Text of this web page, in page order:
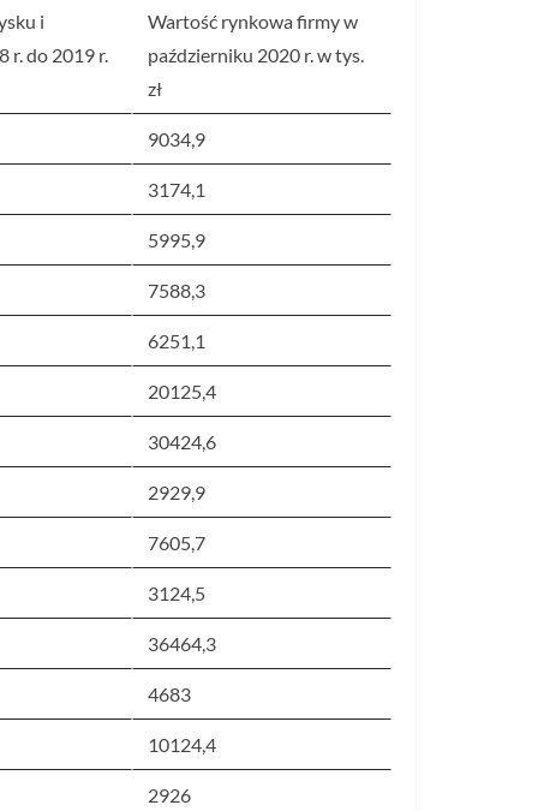
i
r. do 2019 r.
Wartość rynkowa firmy w
październiku 2020 r. w tys.
zł
9034,9
3174,1
5995,9
7588,3
6251,1
20125,4
30424,6
2929,9
7605,7
3124,5
36464,3
4683
10124,4
2926